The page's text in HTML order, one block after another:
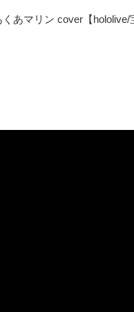
あマリン cover【